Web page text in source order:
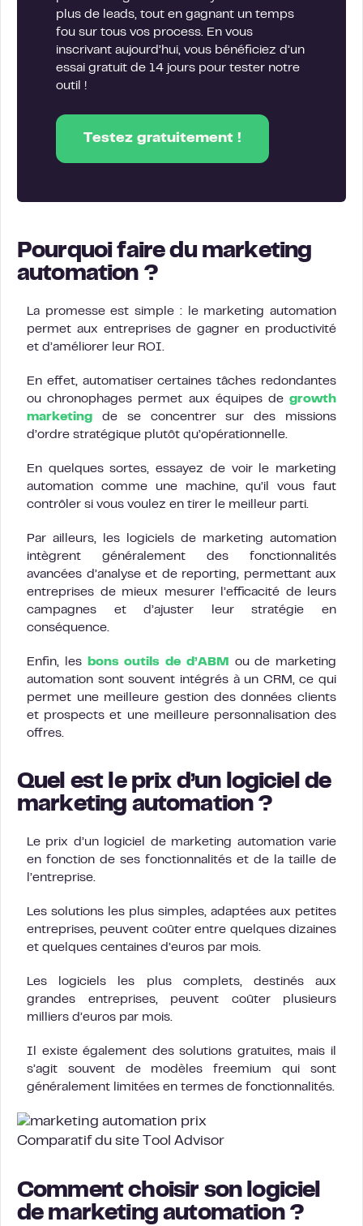
plus de leads, tout en gagnant un temps
fou sur tous vos process. En vous
inscrivant aujourd’hui, vous bénéficiez d’un
essai gratuit de 14 jours pour tester notre
outil !
Testez gratuitement !
Pourquoi faire du marketing
automation ?
La promesse est simple : le marketing automation
permet aux entreprises de gagner en productivité
et d’améliorer leur ROI.
En effet, automatiser certaines tâches redondantes
ou chronophages permet aux équipes de growth
marketing de se concentrer sur des missions
d’ordre stratégique plutôt qu’opérationnelle.
En quelques sortes, essayez de voir le marketing
automation comme une machine, qu’il vous faut
contrôler si vous voulez en tirer le meilleur parti.
Par ailleurs, les logiciels de marketing automation
intègrent généralement des fonctionnalités
avancées d’analyse et de reporting, permettant aux
entreprises de mieux mesurer l’efficacité de leurs
campagnes et d’ajuster leur stratégie en
conséquence.
Enfin, les bons outils de d’ABM
ou de marketing
automation sont souvent intégrés à un CRM, ce qui
permet une meilleure gestion des données clients
et prospects et une meilleure personnalisation des
offres.
Quel est le prix d’un logiciel de
marketing automation ?
Le prix d’un logiciel de marketing automation varie
en fonction de ses fonctionnalités et de la taille de
l’entreprise.
Les solutions les plus simples, adaptées aux petites
entreprises, peuvent coûter entre quelques dizaines
et quelques centaines d’euros par mois.
Les logiciels les plus complets, destinés aux
grandes entreprises, peuvent coûter plusieurs
milliers d’euros par mois.
Il existe également des solutions gratuites, mais il
s’agit souvent de modèles freemium qui sont
généralement limitées en termes de fonctionnalités.
Comparatif du site Tool Advisor
Comment choisir son logiciel
de marketing automation ?